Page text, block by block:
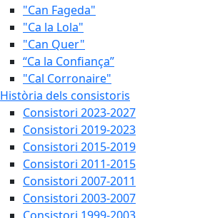
"Can Fageda"
"Ca la Lola"
"Can Quer"
“Ca la Confiança”
"Cal Corronaire"
Història dels consistoris
Consistori 2023-2027
Consistori 2019-2023
Consistori 2015-2019
Consistori 2011-2015
Consistori 2007-2011
Consistori 2003-2007